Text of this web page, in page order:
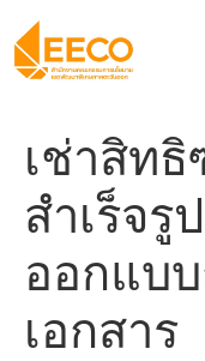
เช่าสิท
สำเร็จรู
ออกแบ
เอกสาร